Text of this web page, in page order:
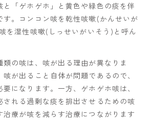
と「ゲホゲホ」と黄色や緑色の痰を伴
す。コンコン咳を乾性咳嗽(かんせいが
を湿性咳嗽(しっせいがいそう)と呼ん
類の咳は、咳が出る理由が異なりま
が出ること自体が問題であるので、
になります。一方、ゲホゲホ咳は、
される過剰な痰を排出させるための咳
治療が咳を減らす治療につながります